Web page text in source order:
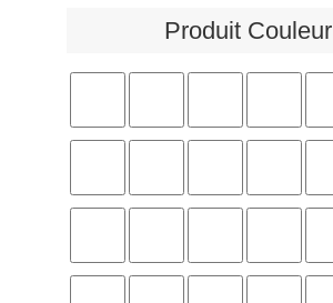
Produit Couleur